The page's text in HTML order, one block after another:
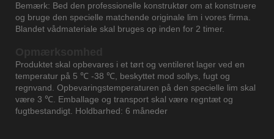
Bemærk: Bed den professionelle konstruktør om at konstruere
og bruge den specielle matchende originale lim i vores firma.
Blandet vådmateriale skal bruges op inden for 2 timer.
Produktet skal opbevares i et tørt og ventileret lager ved en
temperatur på 5 ℃ -38 ℃, beskyttet mod sollys, fugt og
regnvand. Opbevaringstemperaturen på den specielle lim skal
være 3 ℃. Emballage og transport skal være regntæt og
fugtbestandigt. Holdbarhed: 6 måneder